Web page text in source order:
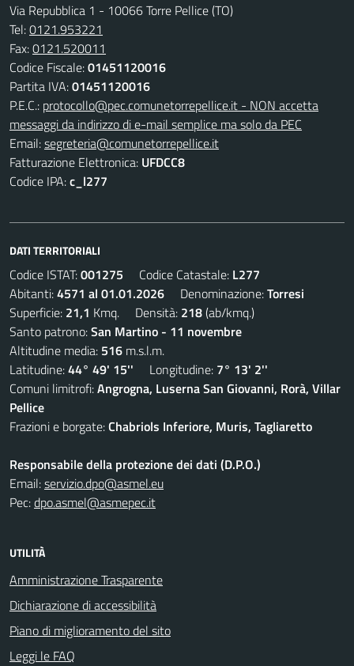
Via Repubblica 1 - 10066 Torre Pellice (TO)
Tel:0121.953221
Fax:0121.520011
Codice Fiscale:01451120016
Partita IVA:01451120016
P.E.C.: protocollo@pec.comunetorrepellice.it - NON accetta
messaggi da indirizzo di e-mail semplice ma solo da PEC
Email:segreteria@comunetorrepellice.it
Fatturazione Elettronica: UFDCC8
Codice IPA:c_l277
DATI TERRITORIALI
Codice ISTAT:001275 Codice Catastale: L277
Abitanti:4571 al 01.01.2026 Denominazione:Torresi
Superficie: 21,1 Kmq. Densità: 218(ab/kmq.)
Santo patrono:San Martino - 11 novembre
Altitudine media: 516 m.s.l.m.
Latitudine:44° 49' 15'' Longitudine: 7° 13' 2''
Comuni limitrofi:Angrogna, Luserna San Giovanni, Rorà, Villar
Pellice
Frazioni e borgate:Chabriols Inferiore, Muris, Tagliaretto
Responsabile della protezione dei dati (D.P.O.)
Email:servizio.dpo@asmel.eu
Pec:dpo.asmel@asmepec.it
UTILITÀ
Amministrazione Trasparente
Dichiarazione di accessibilità
Piano di miglioramento del sito
Leggi le FAQ